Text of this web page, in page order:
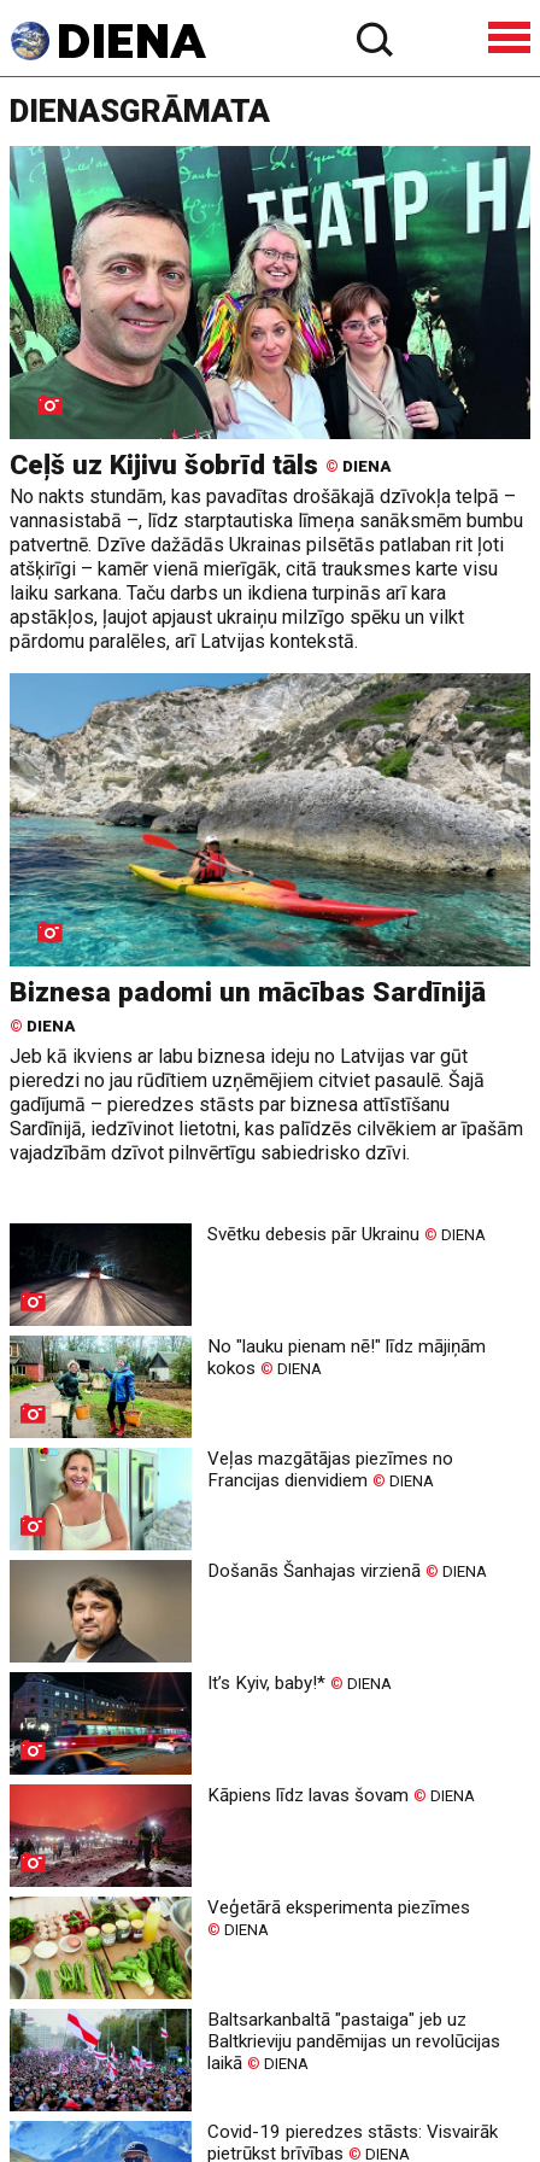
DIENASGRĀMATA
Ceļš uz Kijivu šobrīd tāls © DIENA
No nakts stundām, kas pavadītas drošākajā dzīvokļa telpā –
vannasistabā –, līdz starptautiska līmeņa sanāksmēm bumbu
patvertnē. Dzīve dažādās Ukrainas pilsētās patlaban rit ļoti
atšķirīgi – kamēr vienā mierīgāk, citā trauksmes karte visu
laiku sarkana. Taču darbs un ikdiena turpinās arī kara
apstākļos, ļaujot apjaust ukraiņu milzīgo spēku un vilkt
pārdomu paralēles, arī Latvijas kontekstā.
Biznesa padomi un mācības Sardīnijā
© DIENA
Jeb kā ikviens ar labu biznesa ideju no Latvijas var gūt
pieredzi no jau rūdītiem uzņēmējiem citviet pasaulē. Šajā
gadījumā – pieredzes stāsts par biznesa attīstīšanu
Sardīnijā, iedzīvinot lietotni, kas palīdzēs cilvēkiem ar īpašām
vajadzībām dzīvot pilnvērtīgu sabiedrisko dzīvi.
Svētku debesis pār Ukrainu© DIENA
No "lauku pienam nē!" līdz mājiņām
kokos© DIENA
Veļas mazgātājas piezīmes no
Francijas dienvidiem© DIENA
Došanās Šanhajas virzienā© DIENA
It’s Kyiv, baby!*© DIENA
Kāpiens līdz lavas šovam© DIENA
Veģetārā eksperimenta piezīmes
© DIENA
Baltsarkanbaltā "pastaiga" jeb uz
Baltkrieviju pandēmijas un revolūcijas
laikā© DIENA
Covid-19 pieredzes stāsts: Visvairāk
pietrūkst brīvības© DIENA